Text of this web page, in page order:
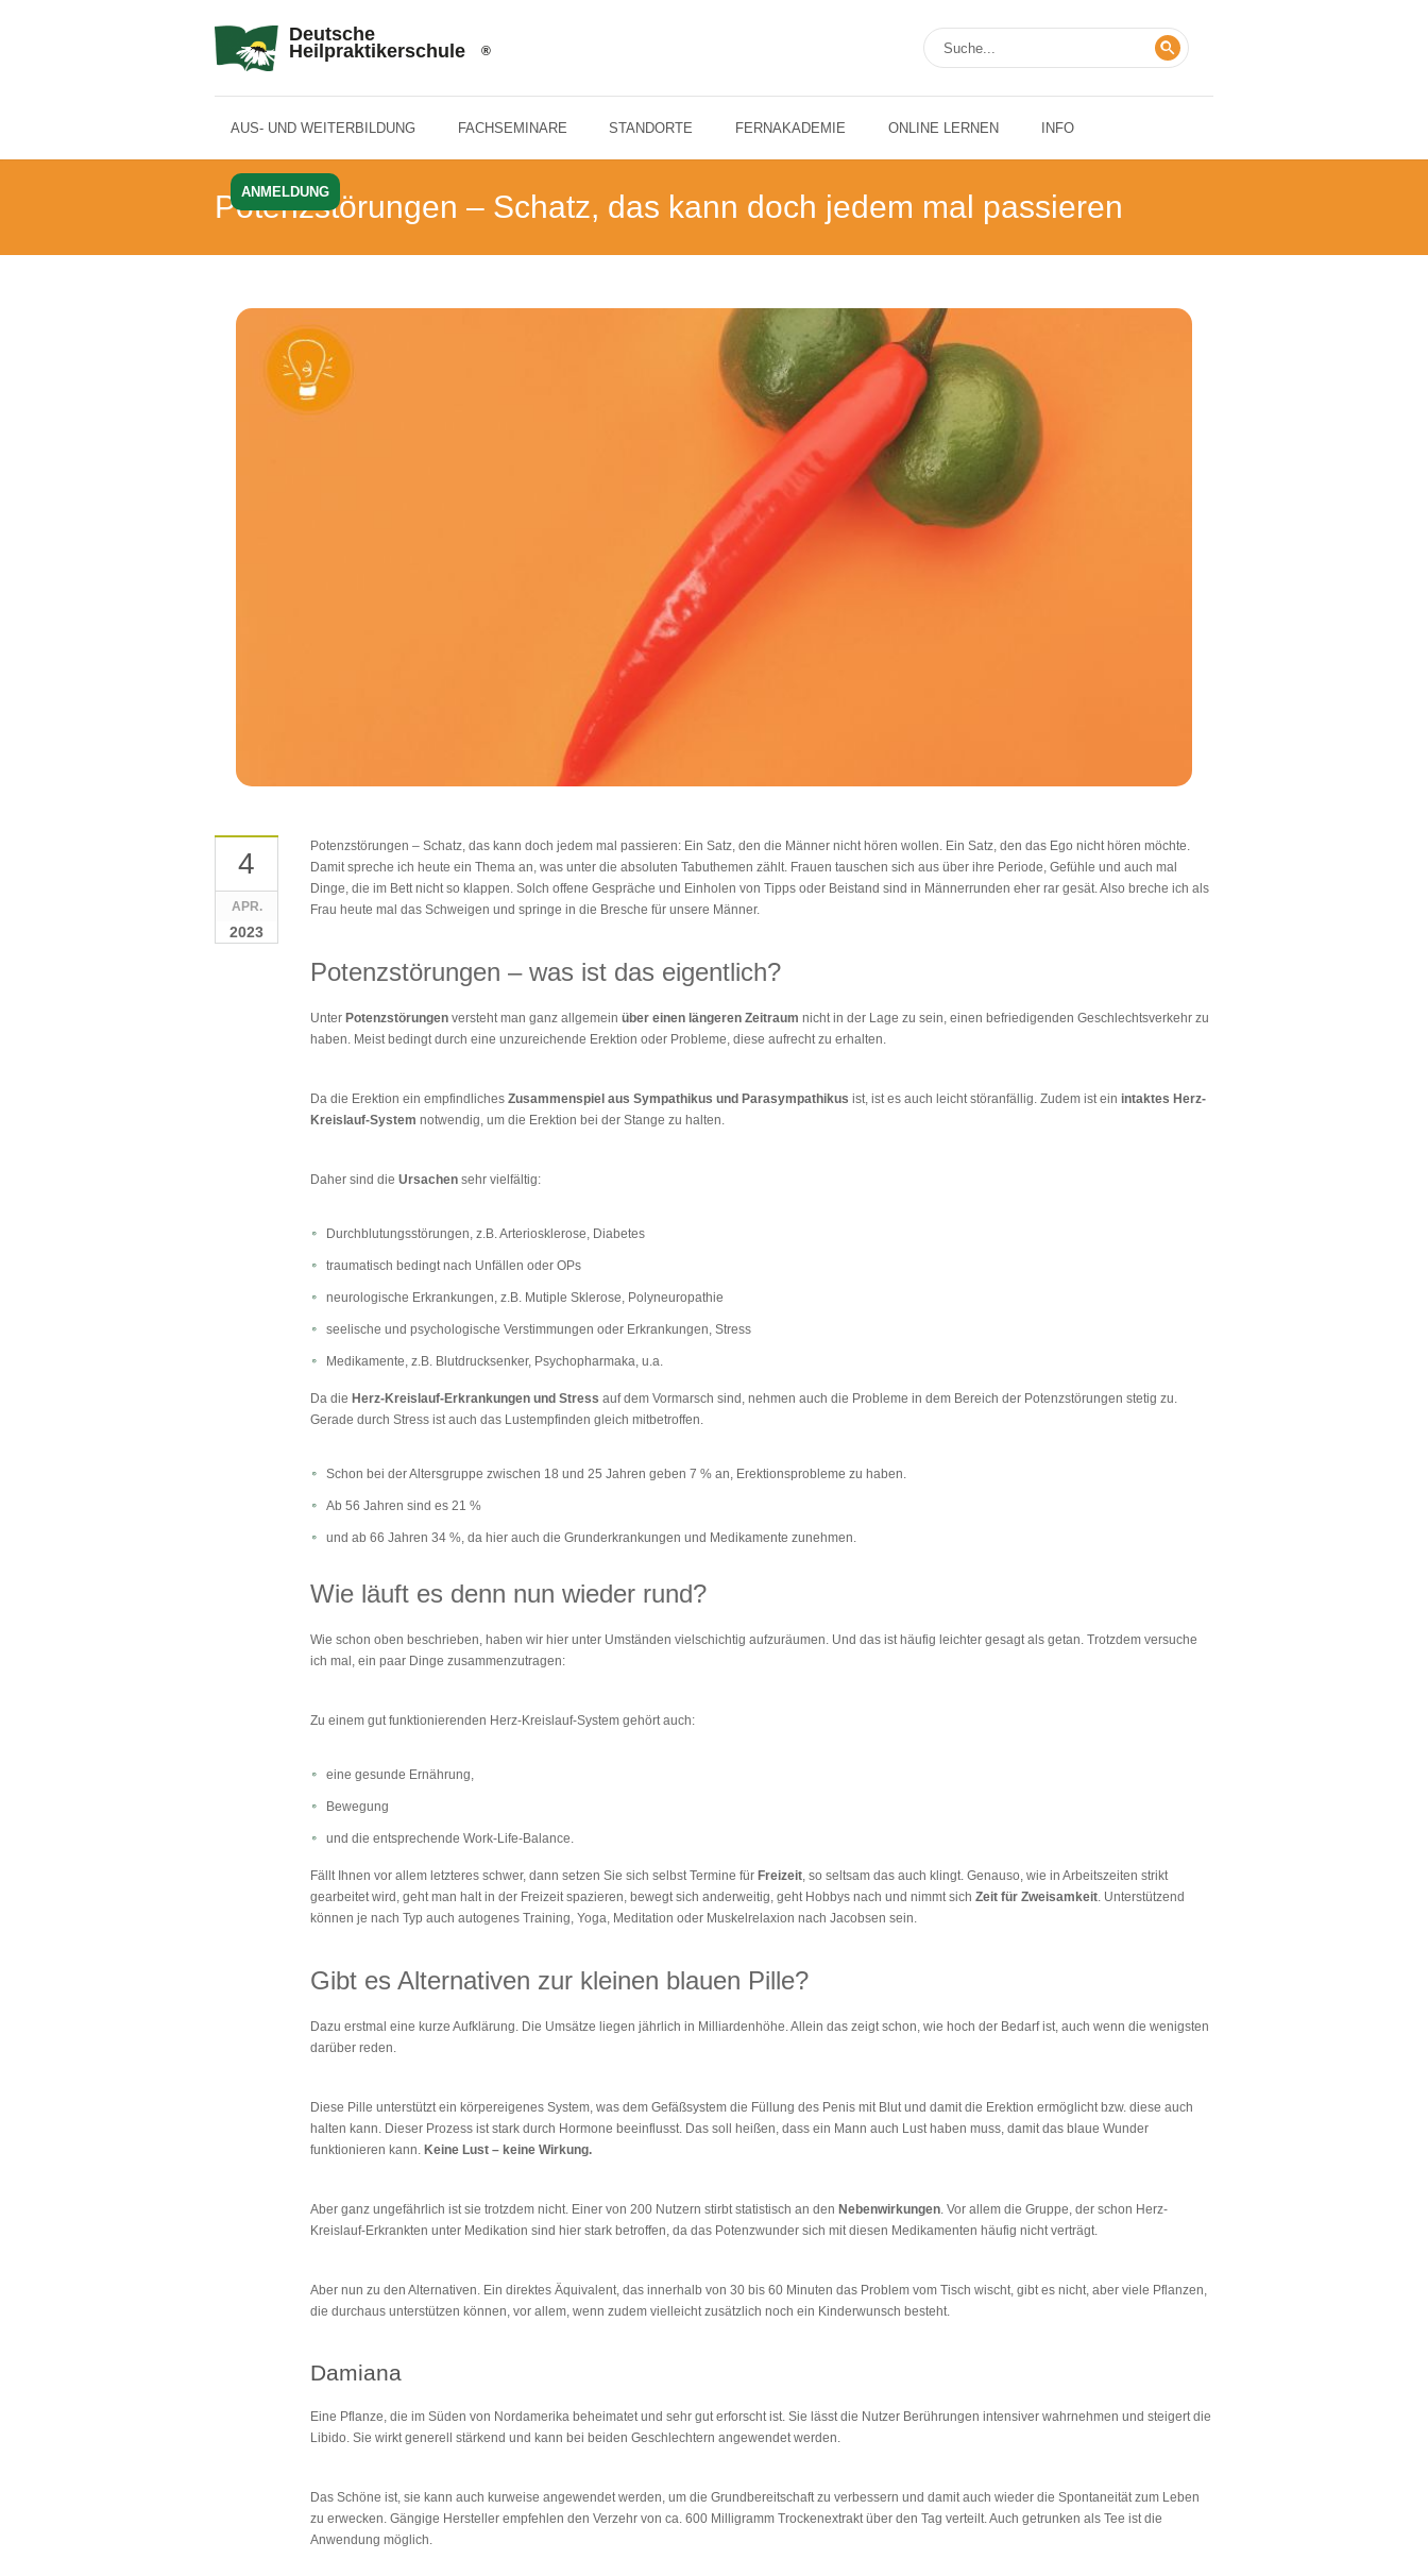
Deutsche
Heilpraktikerschule
AUS- UND WEITERBILDUNG FACHSEMINARE STANDORTE FERNAKADEMIE ONLINE LERNEN INFO
ANMELDUNG
Potenzstörungen – Schatz, das kann doch jedem mal passieren
4
APR.
2023
Potenzstörungen – Schatz, das kann doch jedem mal passieren: Ein Satz, den die Männer nicht hören wollen. Ein Satz, den das Ego nicht hören möchte.
Damit spreche ich heute ein Thema an, was unter die absoluten Tabuthemen zählt. Frauen tauschen sich aus über ihre Periode, Gefühle und auch mal
Dinge, die im Bett nicht so klappen. Solch offene Gespräche und Einholen von Tipps oder Beistand sind in Männerrunden eher rar gesät. Also breche ich als
Frau heute mal das Schweigen und springe in die Bresche für unsere Männer.
Potenzstörungen – was ist das eigentlich?
Unter Potenzstörungen versteht man ganz allgemein über einen längeren Zeitraum nicht in der Lage zu sein, einen befriedigenden Geschlechtsverkehr zu
haben. Meist bedingt durch eine unzureichende Erektion oder Probleme, diese aufrecht zu erhalten.
Da die Erektion ein empfindliches Zusammenspiel aus Sympathikus und Parasympathikus ist, ist es auch leicht störanfällig. Zudem ist ein intaktes Herz-
Kreislauf-System notwendig, um die Erektion bei der Stange zu halten.
Daher sind die Ursachen sehr vielfältig:
Durchblutungsstörungen, z.B. Arteriosklerose, Diabetes
traumatisch bedingt nach Unfällen oder OPs
neurologische Erkrankungen, z.B. Mutiple Sklerose, Polyneuropathie
seelische und psychologische Verstimmungen oder Erkrankungen, Stress
Medikamente, z.B. Blutdrucksenker, Psychopharmaka, u.a.
Da die Herz-Kreislauf-Erkrankungen und Stress auf dem Vormarsch sind, nehmen auch die Probleme in dem Bereich der Potenzstörungen stetig zu.
Gerade durch Stress ist auch das Lustempfinden gleich mitbetroffen.
Schon bei der Altersgruppe zwischen 18 und 25 Jahren geben 7 % an, Erektionsprobleme zu haben.
Ab 56 Jahren sind es 21 %
und ab 66 Jahren 34 %, da hier auch die Grunderkrankungen und Medikamente zunehmen.
Wie läuft es denn nun wieder rund?
Wie schon oben beschrieben, haben wir hier unter Umständen vielschichtig aufzuräumen. Und das ist häufig leichter gesagt als getan. Trotzdem versuche
ich mal, ein paar Dinge zusammenzutragen:
Zu einem gut funktionierenden Herz-Kreislauf-System gehört auch:
eine gesunde Ernährung,
Bewegung
und die entsprechende Work-Life-Balance.
Fällt Ihnen vor allem letzteres schwer, dann setzen Sie sich selbst Termine für Freizeit, so seltsam das auch klingt. Genauso, wie in Arbeitszeiten strikt
gearbeitet wird, geht man halt in der Freizeit spazieren, bewegt sich anderweitig, geht Hobbys nach und nimmt sich Zeit für Zweisamkeit. Unterstützend
können je nach Typ auch autogenes Training, Yoga, Meditation oder Muskelrelaxion nach Jacobsen sein.
Gibt es Alternativen zur kleinen blauen Pille?
Dazu erstmal eine kurze Aufklärung. Die Umsätze liegen jährlich in Milliardenhöhe. Allein das zeigt schon, wie hoch der Bedarf ist, auch wenn die wenigsten
darüber reden.
Diese Pille unterstützt ein körpereigenes System, was dem Gefäßsystem die Füllung des Penis mit Blut und damit die Erektion ermöglicht bzw. diese auch
halten kann. Dieser Prozess ist stark durch Hormone beeinflusst. Das soll heißen, dass ein Mann auch Lust haben muss, damit das blaue Wunder
funktionieren kann. Keine Lust – keine Wirkung.
Aber ganz ungefährlich ist sie trotzdem nicht. Einer von 200 Nutzern stirbt statistisch an den Nebenwirkungen. Vor allem die Gruppe, der schon Herz-
Kreislauf-Erkrankten unter Medikation sind hier stark betroffen, da das Potenzwunder sich mit diesen Medikamenten häufig nicht verträgt.
Aber nun zu den Alternativen. Ein direktes Äquivalent, das innerhalb von 30 bis 60 Minuten das Problem vom Tisch wischt, gibt es nicht, aber viele Pflanzen,
die durchaus unterstützen können, vor allem, wenn zudem vielleicht zusätzlich noch ein Kinderwunsch besteht.
Damiana
Eine Pflanze, die im Süden von Nordamerika beheimatet und sehr gut erforscht ist. Sie lässt die Nutzer Berührungen intensiver wahrnehmen und steigert die
Libido. Sie wirkt generell stärkend und kann bei beiden Geschlechtern angewendet werden.
Das Schöne ist, sie kann auch kurweise angewendet werden, um die Grundbereitschaft zu verbessern und damit auch wieder die Spontaneität zum Leben
zu erwecken. Gängige Hersteller empfehlen den Verzehr von ca. 600 Milligramm Trockenextrakt über den Tag verteilt. Auch getrunken als Tee ist die
Anwendung möglich.